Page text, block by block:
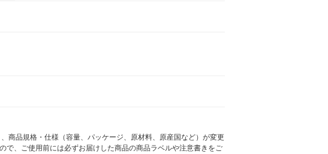
商品規格・仕様（容量、パッケージ、原材料、原産国など）が変更
で、ご使用前には必ずお届けした商品の商品ラベルや注意書きをご